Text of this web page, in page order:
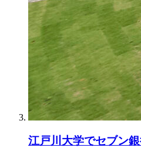
江戸川大学でセブン